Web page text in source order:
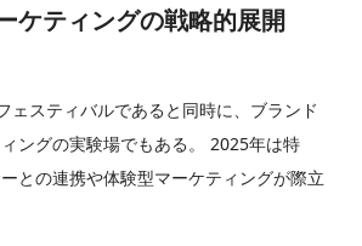
ケティングの戦略的展開
ェスティバルであると同時に、ブランド
ングの実験場でもある。 2025年は特
との連携や体験型マーケティングが際立